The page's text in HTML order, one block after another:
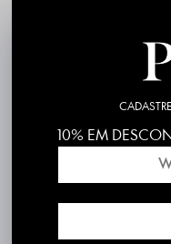
Frete
10% EM